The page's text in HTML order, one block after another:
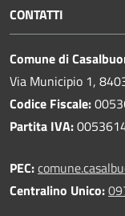
CONTATTI
Comune di
Via Municipio 1,
Codice Fiscale:
Partita IVA:
PEC:
Centralino Unico: